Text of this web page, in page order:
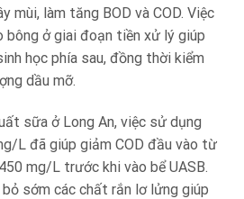
mùi, làm tăng BOD và COD. Việc
ở giai đoạn tiền xử lý giúp
học phía sau, đồng thời kiểm
dầu mỡ.
sữa ở Long An, việc sử dụng
L đã giúp giảm COD đầu vào từ
mg/L trước khi vào bể UASB.
sớm các chất rắn lơ lửng giúp